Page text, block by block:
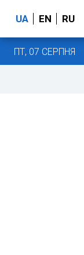
UA EN RU
ПТ, 07 СЕРПНЯ